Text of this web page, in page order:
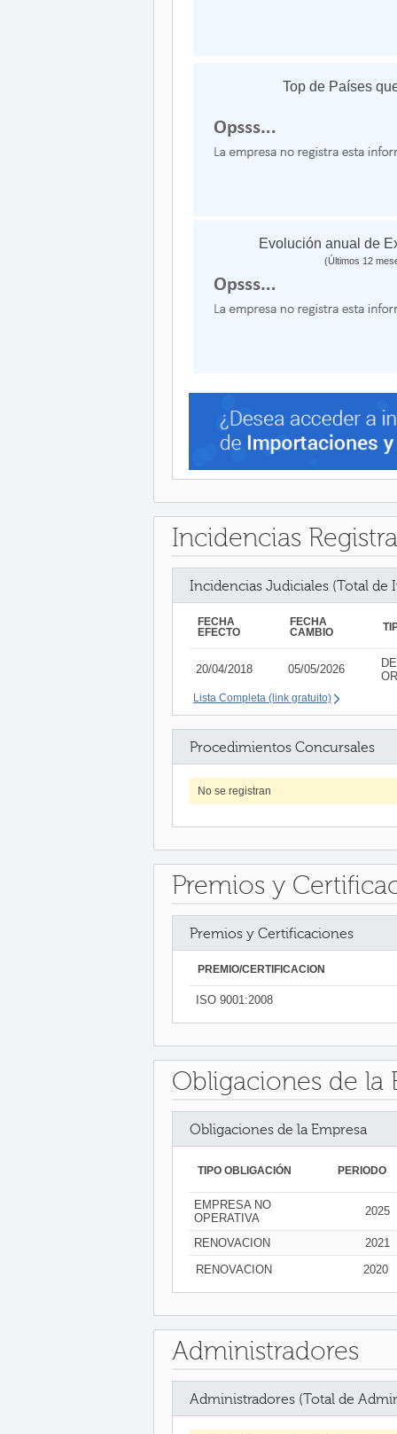
Top de Países
Evolución anual de
(Últimos 12
Incidencias
Incidencias Judiciales (Total de
FECHA
EFECTO
FECHA
CAMBIO
20/04/2018 05/05/2026
Lista Completa (link gratuito)
Procedimientos Concursales
No se registran
Premios y
Premios y Certificaciones
PREMIO/CERTIFICACIÓN
ISO 9001:2008
Obligaciones de la
Obligaciones de la Empresa
TIPO OBLIGACIÓN PERIODO
EMPRESA NO
OPERATIVA
2025
RENOVACION
2021
RENOVACION
2020
Administradores
Administradores (Total de